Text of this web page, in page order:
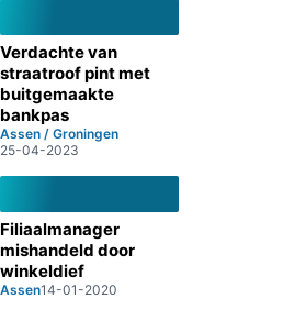
Verdachte van
straatroof pint met
buitgemaakte
bankpas
Assen / Groningen
25-04-2023
Filiaalmanager
mishandeld door
winkeldief
Assen14-01-2020